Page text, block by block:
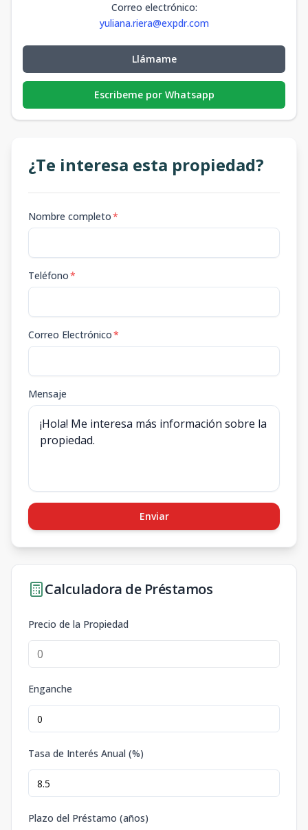
Correo electrónico:
yuliana.riera@expdr.com
Llámame
Escribeme por Whatsapp
¿Te interesa esta propiedad?
Nombre completo*
Teléfono*
Correo Electrónico*
Mensaje
Enviar
Calculadora de Préstamos
Precio de la Propiedad
Enganche
Tasa de Interés Anual (%)
Plazo del Préstamo (años)